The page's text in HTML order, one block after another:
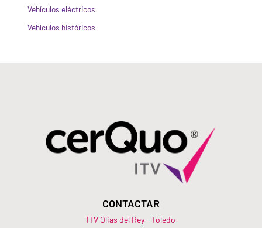
Vehículos eléctricos
Vehículos históricos
CONTACTAR
ITV Olias del Rey - Toledo